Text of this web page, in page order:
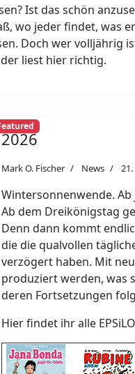
Ist das schön
wo jeder findet, was
Doch wer volljährig
liest hier richtig.
2026
Mark O. Fischer News
Wintersonnenwende.
Ab dem Dreikönigstag
Denn dann kommt
die die qualvollen
verzögert haben. Mit
produziert werden, was
deren Fortsetzungen
Hier findet ihr alle